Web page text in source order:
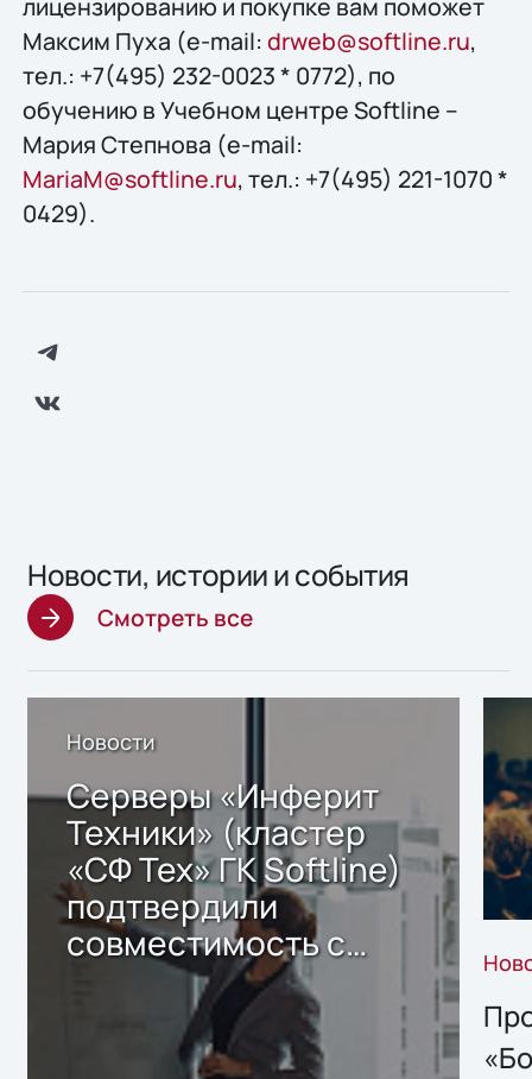
лицензированию и покупке вам поможет
Максим Пуха (e-mail: drweb@softline.ru,
тел.: +7(495) 232-0023 * 0772), по
обучению в Учебном центре Softline –
Мария Степнова (e-mail:
MariaM@softline.ru, тел.: +7(495) 221-1070 *
0429).
Новости, истории и события
Смотреть все
Новости
Серверы «Инферит
Техники» (кластер
«СФ Тех» ГК Softline)
подтвердили
совместимость с
решением Sharx
Storage 2.x для
хранения данных